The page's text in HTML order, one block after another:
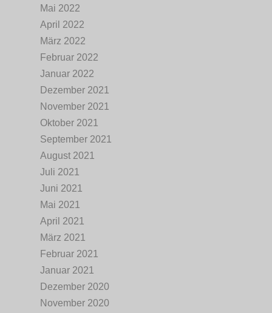
Mai 2022
April 2022
März 2022
Februar 2022
Januar 2022
Dezember 2021
November 2021
Oktober 2021
September 2021
August 2021
Juli 2021
Juni 2021
Mai 2021
April 2021
März 2021
Februar 2021
Januar 2021
Dezember 2020
November 2020